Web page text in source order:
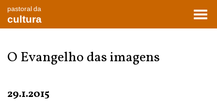
pastoral da
cultura
O Evangelho das imagens
29.1.2015